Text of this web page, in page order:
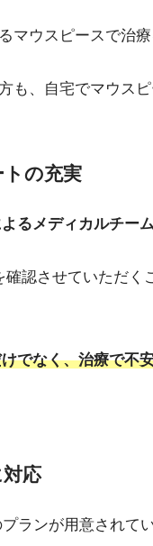
マウスピースで治
も、自宅でマウス
トの充実
るメディカルチー
認させていただ
でなく、治療で不
対応
ランが用意されてい